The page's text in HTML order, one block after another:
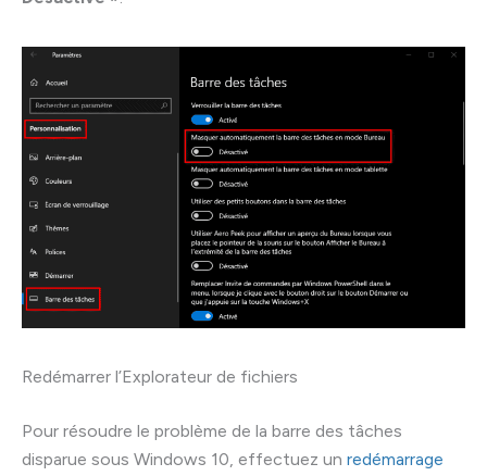
Redémarrer l’Explorateur de fichiers
Pour résoudre le problème de la barre des tâches
disparue sous Windows 10, effectuez un redémarrage